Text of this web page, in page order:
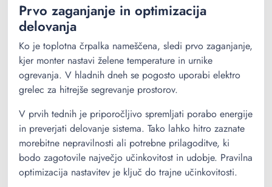
Prvo zaganjanje in optimizacija
delovanja
Ko je toplotna črpalka nameščena, sledi prvo zaganjanje,
kjer monter nastavi želene temperature in urnike
ogrevanja. V hladnih dneh se pogosto uporabi elektro
grelec za hitrejše segrevanje prostorov.
V prvih tednih je priporočljivo spremljati porabo energije
in preverjati delovanje sistema. Tako lahko hitro zaznate
morebitne nepravilnosti ali potrebne prilagoditve, ki
bodo zagotovile največjo učinkovitost in udobje. Pravilna
optimizacija nastavitev je ključ do trajne učinkovitosti.